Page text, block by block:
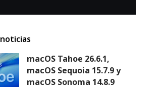
macOS Tahoe 26.6.1,
macOS Sequoia 15.7.9 y
macOS Sonoma 14.8.9